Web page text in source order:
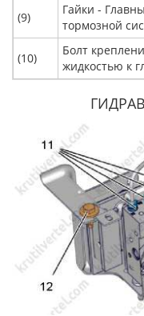
(9)
Гайки -
тормозной
(10)
Болт
жидкостью к